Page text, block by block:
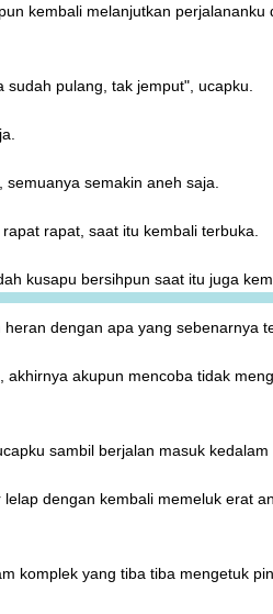
kembali melanjutkan perjalananku
pulang, tak jemput", ucapku.
semakin aneh saja.
rapat, saat itu kembali terbuka.
kusapu bersihpun saat itu juga
dengan apa yang sebenarnya
akupun mencoba tidak
sambil berjalan masuk kedalam
dengan kembali memeluk erat
komplek yang tiba tiba mengetuk